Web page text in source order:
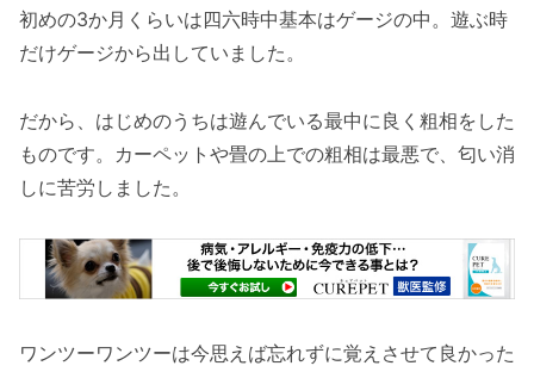
初めの3か月くらいは四六時中基本はゲージの中。遊ぶ時
だけゲージから出していました。
だから、はじめのうちは遊んでいる最中に良く粗相をした
ものです。カーペットや畳の上での粗相は最悪で、匂い消
しに苦労しました。
ワンツーワンツーは今思えば忘れずに覚えさせて良かった